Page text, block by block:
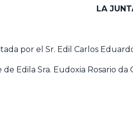
LA
por el Sr. Edil Carlos
de Edila Sra. Eudoxia Rosario